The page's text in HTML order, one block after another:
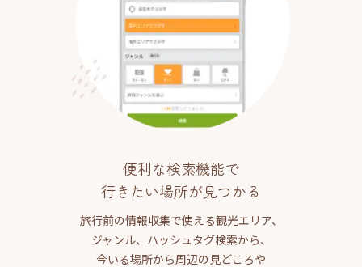
便利な検索機能で
行きたい場所が見つかる
旅行前の情報収集で使える観光エリア、
ジャンル、ハッシュタグ検索から、
今いる場所から周辺の見どころや